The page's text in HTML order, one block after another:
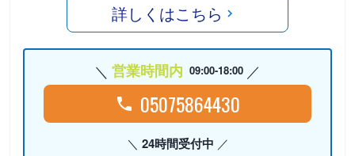
詳しくはこちら
営業時間内 09:00-18:00
05075864430
24時間受付中